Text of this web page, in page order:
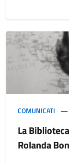
COMUNICATI
La
Rolanda